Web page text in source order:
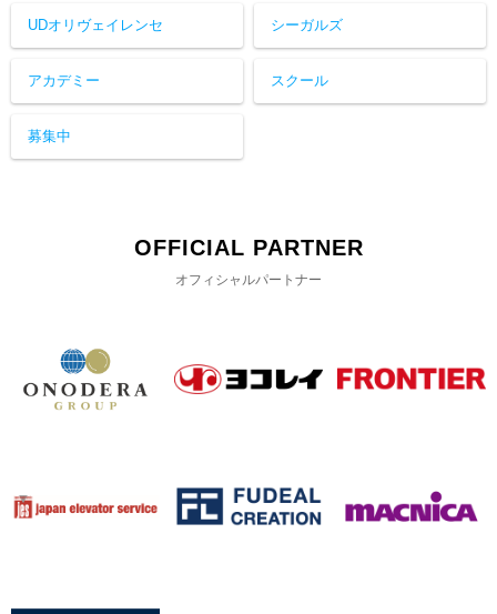
UDオリヴェイレンセ シーガルズ
アカデミー スクール
募集中
OFFICIAL PARTNER
オフィシャルパートナー